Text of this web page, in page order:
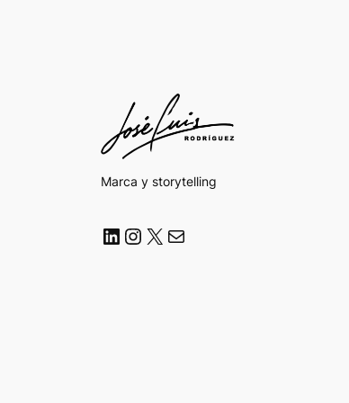
Marca y storytelling
LinkedIn Instagram X Correo electrónico